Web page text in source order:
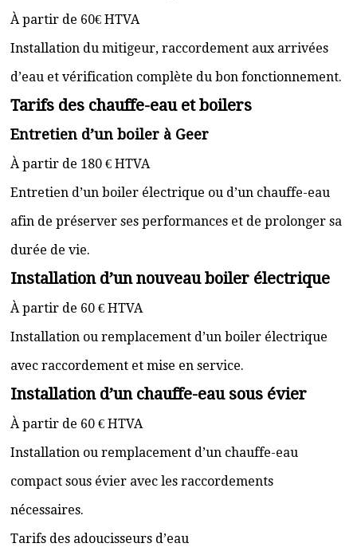
À partir de 60€ HTVA
Installation du mitigeur, raccordement aux arrivées
d’eau et vérification complète du bon fonctionnement.
Tarifs des chauffe-eau et boilers
Entretien d’un boiler à Geer
À partir de 180 € HTVA
Entretien d’un boiler électrique ou d’un chauffe-eau
afin de préserver ses performances et de prolonger sa
durée de vie.
Installation d’un nouveau boiler électrique
À partir de 60 € HTVA
Installation ou remplacement d’un boiler électrique
avec raccordement et mise en service.
Installation d’un chauffe-eau sous évier
À partir de 60 € HTVA
Installation ou remplacement d’un chauffe-eau
compact sous évier avec les raccordements
nécessaires.
Tarifs des adoucisseurs d’eau